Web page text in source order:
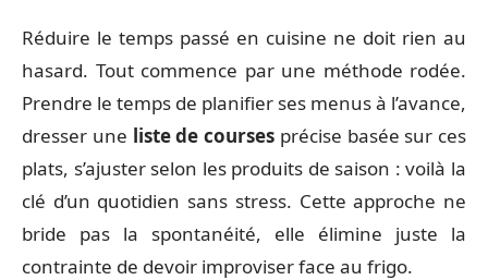
Réduire le temps passé en cuisine ne doit rien au
hasard. Tout commence par une méthode rodée.
Prendre le temps de planifier ses menus à l’avance,
dresser une liste de courses précise basée sur ces
plats, s’ajuster selon les produits de saison : voilà la
clé d’un quotidien sans stress. Cette approche ne
bride pas la spontanéité, elle élimine juste la
contrainte de devoir improviser face au frigo.